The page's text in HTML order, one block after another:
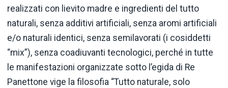
realizzati con lievito madre e ingredienti del tutto
naturali, senza additivi artificiali, senza aromi artificiali
e/o naturali identici, senza semilavorati (i cosiddetti
“mix”), senza coadiuvanti tecnologici, perché in tutte
le manifestazioni organizzate sotto l’egida di Re
Panettone vige la filosofia “Tutto naturale, solo